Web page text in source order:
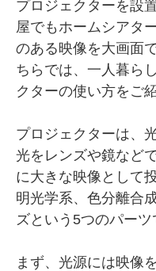
プロジェクターを設
屋でもホームシアタ
のある映像を大画面
ちらでは、一人暮ら
クターの使い方をご
プロジェクターは、
光をレンズや鏡など
に大きな映像として
明光学系、色分離合
ズという5つのパーツ
まず、光源には映像